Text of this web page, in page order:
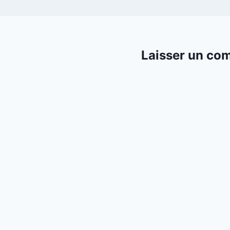
Laisser un